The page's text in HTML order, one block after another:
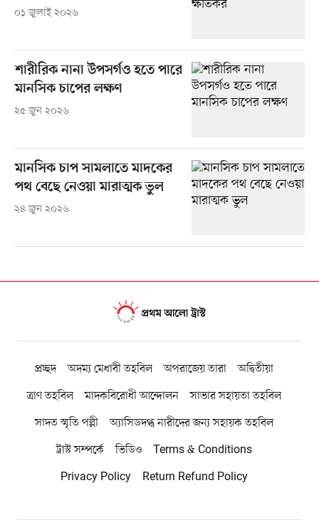
০১ জুলাই ২০২৬
শারীরিক নানা উপসর্গও হতে পারে
মানসিক চাপের লক্ষণ
২৫ জুন ২০২৬
মানসিক চাপ সামলাতে মাদকের
পথ বেছে নেওয়া মারাত্মক ভুল
২৪ জুন ২০২৬
প্রচ্ছদ অদম্য মেধাবী তহবিল অপরাজেয় তারা
অদ্বিতীয়া
ত্রাণ তহবিল
মাদকবিরোধী আন্দোলন
সাভার সহায়তা তহবিল
সাদত স্মৃতি পল্লী
অ্যাসিডদগ্ধ নারীদের জন্য সহায়ক তহবিল
ট্রাস্ট সম্পর্কে
ভিডিও
Terms & Conditions
Privacy Policy
Return Refund Policy